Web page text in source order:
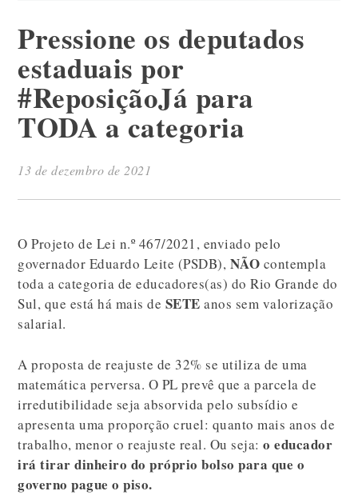
Pressione os deputados
estaduais por
#ReposiçãoJá para
TODA a categoria
13 de dezembro de 2021
O Projeto de Lei n.º 467/2021, enviado pelo
governador Eduardo Leite (PSDB), NÃO contempla
toda a categoria de educadores(as) do Rio Grande do
Sul, que está há mais de SETE anos sem valorização
salarial.
A proposta de reajuste de 32% se utiliza de uma
matemática perversa. O PL prevê que a parcela de
irredutibilidade seja absorvida pelo subsídio e
apresenta uma proporção cruel: quanto mais anos de
trabalho, menor o reajuste real. Ou seja:o educador
irá tirar dinheiro do próprio bolso para que o
governo pague o piso.